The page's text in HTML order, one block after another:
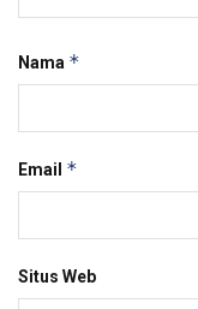
Nama *
Email *
Situs Web